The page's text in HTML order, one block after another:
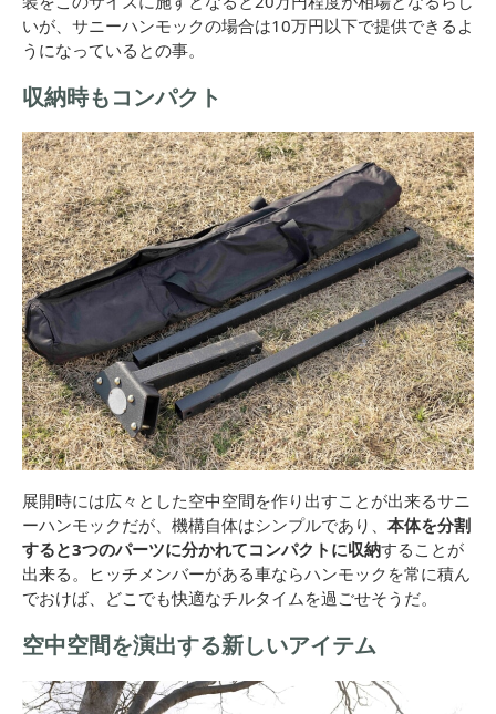
いが、サニーハンモックの場合は10万円以下で提供できるよ
うになっているとの事。
収納時もコンパクト
展開時には広々とした空中空間を作り出すことが出来るサニ
ーハンモックだが、機構自体はシンプルであり、 本体を分割
すると3つのパーツに分かれてコンパクトに収納することが
出来る。ヒッチメンバーがある車ならハンモックを常に積ん
でおけば、どこでも快適なチルタイムを過ごせそうだ。
空中空間を演出する新しいアイテム